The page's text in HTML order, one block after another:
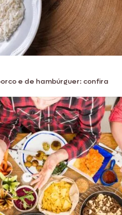
e de hambúrguer: confira